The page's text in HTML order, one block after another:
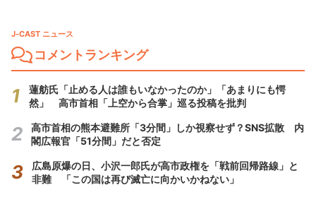
J-CAST ニュース
コメントランキング
蓮舫氏「止める人は誰もいなかったのか」「あまりにも愕
然」 高市首相「上空から合掌」巡る投稿を批判
高市首相の熊本避難所「3分間」しか視察せず？SNS拡散 内
閣広報官「51分間」だと否定
広島原爆の日、小沢一郎氏が高市政権を「戦前回帰路線」と
非難 「この国は再び滅亡に向かいかねない」